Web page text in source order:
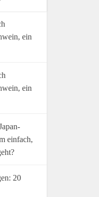
ein
ein
einfach,
20